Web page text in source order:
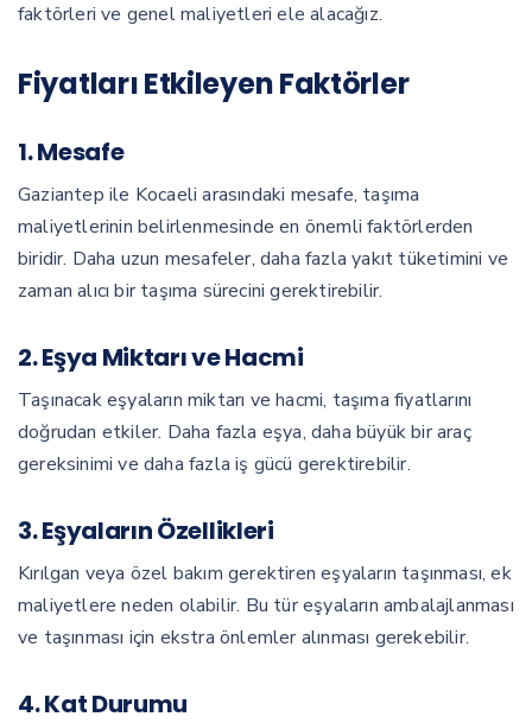
faktörleri ve genel maliyetleri ele alacağız.
Fiyatları Etkileyen Faktörler
1. Mesafe
Gaziantep ile Kocaeli arasındaki mesafe, taşıma
maliyetlerinin belirlenmesinde en önemli faktörlerden
biridir. Daha uzun mesafeler, daha fazla yakıt tüketimini ve
zaman alıcı bir taşıma sürecini gerektirebilir.
2. Eşya Miktarı ve Hacmi
Taşınacak eşyaların miktarı ve hacmi, taşıma fiyatlarını
doğrudan etkiler. Daha fazla eşya, daha büyük bir araç
gereksinimi ve daha fazla iş gücü gerektirebilir.
3. Eşyaların Özellikleri
Kırılgan veya özel bakım gerektiren eşyaların taşınması, ek
maliyetlere neden olabilir. Bu tür eşyaların ambalajlanması
ve taşınması için ekstra önlemler alınması gerekebilir.
4. Kat Durumu